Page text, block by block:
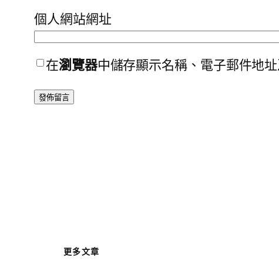
個人網站網址
在瀏覽器中儲存顯示名稱、電子郵件地
更多文章